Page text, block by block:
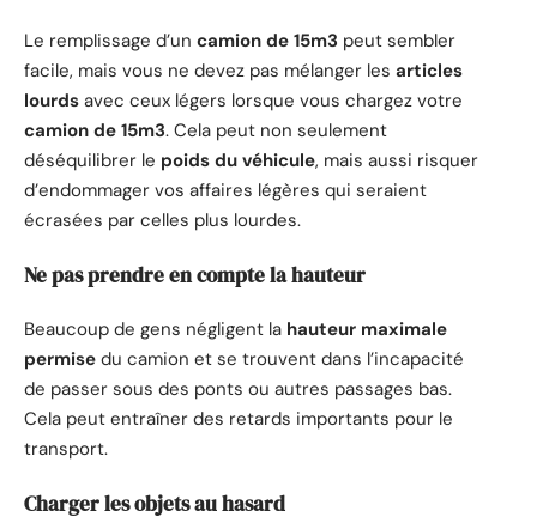
Le remplissage d’un camion de 15m3 peut sembler
facile, mais vous ne devez pas mélanger les articles
lourds avec ceux légers lorsque vous chargez votre
camion de 15m3. Cela peut non seulement
déséquilibrer le poids du véhicule, mais aussi risquer
d’endommager vos affaires légères qui seraient
écrasées par celles plus lourdes.
Ne pas prendre en compte la hauteur
Beaucoup de gens négligent la hauteur maximale
permise du camion et se trouvent dans l’incapacité
de passer sous des ponts ou autres passages bas.
Cela peut entraîner des retards importants pour le
transport.
Charger les objets au hasard